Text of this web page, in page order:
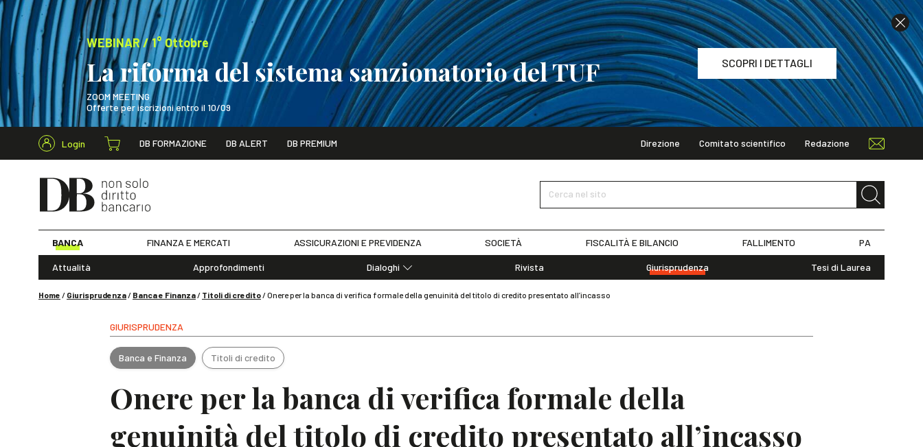
WEBINAR / 1° Ottobre
La riforma del sistema sanzionatorio del TUF
ZOOM MEETING
Offerte per iscrizioni entro il 10/09
SCOPRI I DETTAGLI
WEBINAR / 1° Ottobre
Login DB FORMAZIONE DB ALERT DB PREMIUM Direzione Comitato scientifico Redazione
Cerca nel sito
BANCA FINANZA E MERCATI ASSICURAZIONI E PREVIDENZA SOCIETÀ FISCALITÀ E BILANCIO FALLIMENTO PA
Attualità Approfondimenti
Dialoghi
Rivista Giurisprudenza Tesi di Laurea
Home / Giurisprudenza/ Banca e Finanza/ Titoli di credito/Onere per la banca di verifica formale della genuinità del titolo di credito presentato all’incasso
GIURISPRUDENZA
Banca e Finanza Titoli di credito
Onere per la banca di verifica formale della
genuinità del titolo di credito presentato all’incasso